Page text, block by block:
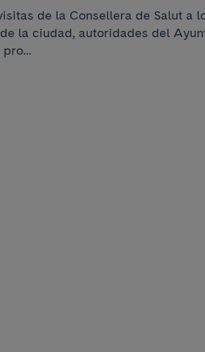
de la Consellera de Salut a
la ciudad, autoridades del